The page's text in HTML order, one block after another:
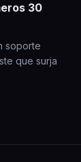
30
soporte
que surja